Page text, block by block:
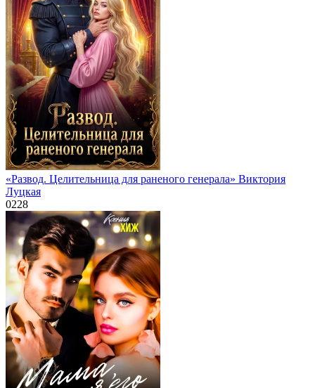
«Развод. Целительница для раненого генерала» Виктория
Луцкая
0228